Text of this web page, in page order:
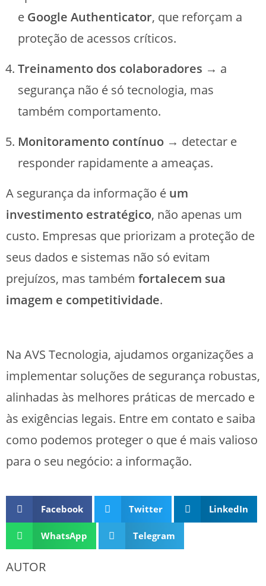
e Google Authenticator, que reforçam a
proteção de acessos críticos.
Treinamento dos colaboradores → a
segurança não é só tecnologia, mas
também comportamento.
Monitoramento contínuo → detectar e
responder rapidamente a ameaças.
A segurança da informação é um
investimento estratégico, não apenas um
custo. Empresas que priorizam a proteção de
seus dados e sistemas não só evitam
prejuízos, mas também fortalecem sua
imagem e competitividade.
Na AVS Tecnologia, ajudamos organizações a
implementar soluções de segurança robustas,
alinhadas às melhores práticas de mercado e
às exigências legais. Entre em contato e saiba
como podemos proteger o que é mais valioso
para o seu negócio: a informação.
Facebook Twitter LinkedIn
WhatsApp Telegram
AUTOR